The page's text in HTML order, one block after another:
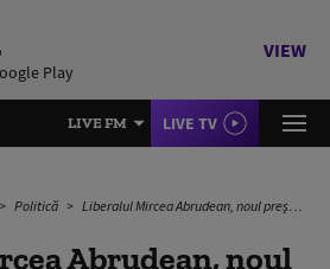
Play
VIEW
LIVE FM LIVE TV
Politică Liberalul Mircea Abrudean, noul președinte al Senatului, după plecarea lui Ilie Bolojan la Cotroceni
Abrudean, noul